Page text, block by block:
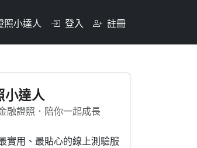
照小達人 登入 註冊
政策工具，其
小達人
融證照．陪你一起成長
實用、最貼心的線上測驗服